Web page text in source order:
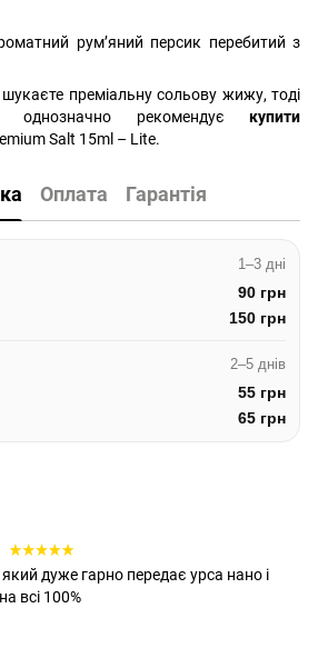
рум’яний персик перебитий з
преміальну сольову жижу, тоді
однозначно рекомендує купити
Salt 15ml – Lite.
Оплата Гарантія
1–3 дні
90 грн
150 грн
2–5 днів
55 грн
65 грн
дуже гарно передає урса нано і
всі 100%